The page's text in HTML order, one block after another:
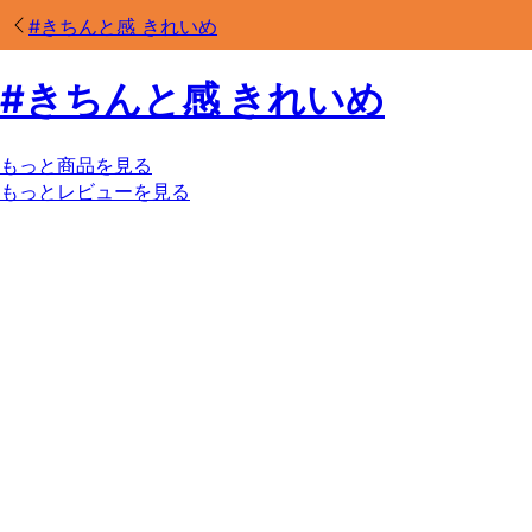
#きちんと感 きれいめ
#きちんと感 きれいめ
もっと商品を見る
もっとレビューを見る